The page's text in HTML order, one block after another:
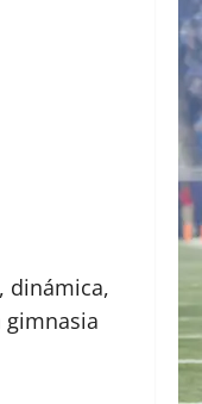
dinámica,